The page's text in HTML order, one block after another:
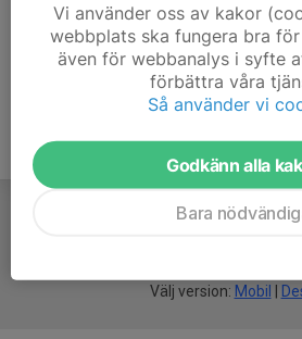
Välj version: Mobil
Vi använder oss av kakor
webbplats ska fungera bra
även för webbanalys i syfte
förbättra våra
Så använder vi
Godkänn alla
Bara